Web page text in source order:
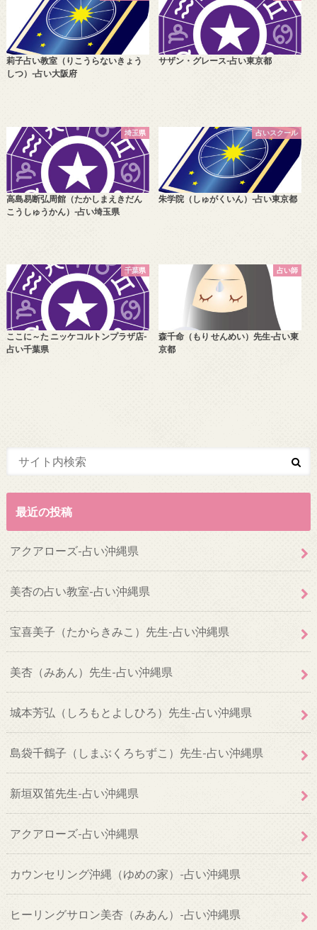
莉子占い教室（りこうらないきょう
しつ）-占い大阪府
サザン・グレース-占い東京都
埼玉県
高島易断弘周館（たかしまえきだん
こうしゅうかん）-占い埼玉県
占いスクール
朱学院（しゅがくいん）-占い東京都
千葉県
ここに～た ニッケコルトンプラザ店-
占い千葉県
占い師
森千命（もり せんめい）先生-占い東
京都
最近の投稿
アクアローズ-占い沖縄県
美杏の占い教室-占い沖縄県
宝喜美子（たからきみこ）先生-占い沖縄県
美杏（みあん）先生-占い沖縄県
城本芳弘（しろもとよしひろ）先生-占い沖縄県
島袋千鶴子（しまぶくろちずこ）先生-占い沖縄県
新垣双笛先生-占い沖縄県
アクアローズ-占い沖縄県
カウンセリング沖縄（ゆめの家）-占い沖縄県
ヒーリングサロン美杏（みあん）-占い沖縄県